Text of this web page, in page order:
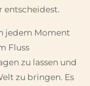
entscheidest.
jedem Moment
Fluss
zu lassen und
zu bringen. Es